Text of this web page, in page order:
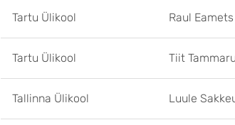
Tartu Ülikool Raul Eamets
Tartu Ülikool Tiit Tammaru
Tallinna Ülikool Luule